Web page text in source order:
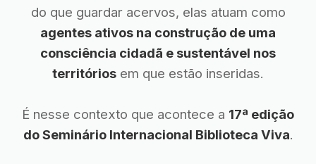
do que guardar acervos, elas atuam como
agentes ativos na construção de uma
consciência cidadã e sustentável nos
territórios em que estão inseridas.
É nesse contexto que acontece a 17ª edição
do Seminário Internacional Biblioteca Viva.